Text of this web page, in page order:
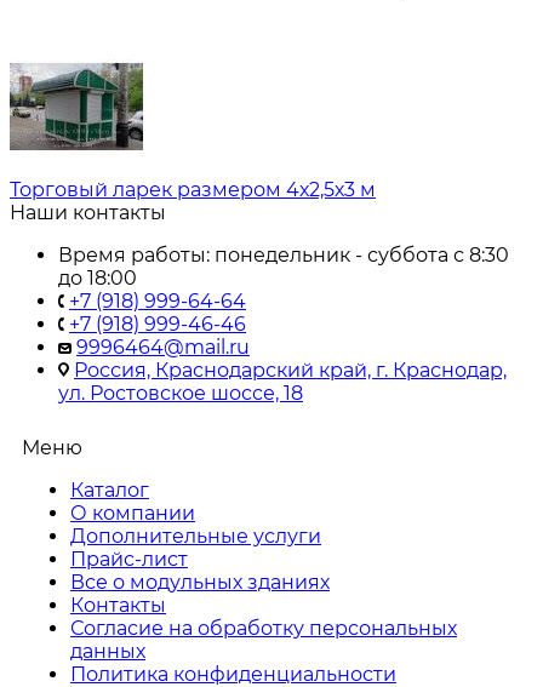
Торговый ларек размером 4х2,5х3 м
Наши контакты
Время работы: понедельник - суббота с 8:30
до 18:00
+7 (918) 999-64-64
+7 (918) 999-46-46
9996464@mail.ru
Россия, Краснодарский край, г. Краснодар,
ул. Ростовское шоссе, 18
Меню
Каталог
О компании
Дополнительные услуги
Прайс-лист
Все о модульных зданиях
Контакты
Согласие на обработку персональных
данных
Политика конфиденциальности